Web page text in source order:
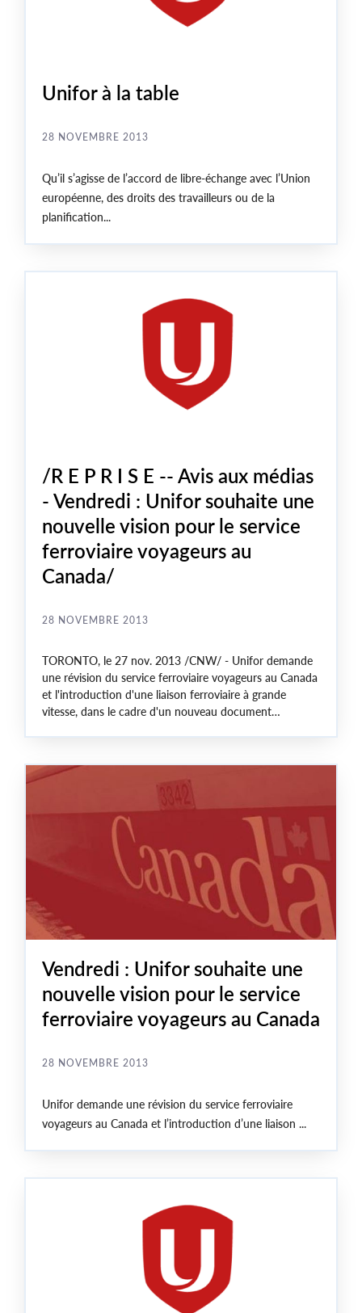
Unifor à la table
28 NOVEMBRE 2013
Qu’il s’agisse de l’accord de libre-échange avec l’Union
européenne, des droits des travailleurs ou de la
planification...
/R E P R I S E -- Avis aux médias
- Vendredi : Unifor souhaite une
nouvelle vision pour le service
ferroviaire voyageurs au
Canada/
28 NOVEMBRE 2013
TORONTO, le 27 nov. 2013 /CNW/ - Unifor demande
une révision du service ferroviaire voyageurs au Canada
et l'introduction d'une liaison ferroviaire à grande
vitesse, dans le cadre d'un nouveau document
d'une conférence de presse qui se tiendra au centre-
ville de
Vendredi : Unifor souhaite une
nouvelle vision pour le service
ferroviaire voyageurs au Canada
28 NOVEMBRE 2013
Unifor demande une révision du service ferroviaire
voyageurs au Canada et l’introduction d’une liaison ...